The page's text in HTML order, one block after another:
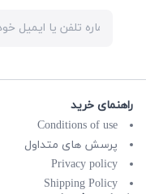
راهنمای خرید
Conditions of use
پرسش های متداول
Privacy policy
Shipping Policy